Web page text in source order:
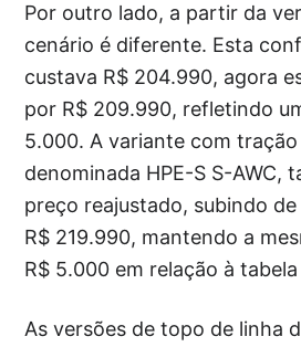
Por outro lado, a partir da
cenário é diferente. Esta
custava R$ 204.990, agora
por R$ 209.990, refletindo
5.000. A variante com
denominada HPE-S S-AWC,
preço reajustado, subindo
R$ 219.990, mantendo a
R$ 5.000 em relação à
As versões de topo de linha